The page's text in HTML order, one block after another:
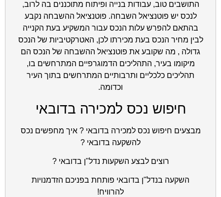
התושבים טוב, עבודות בנייה ופיתוח מתוכננים בה לרוב,
לנכס יש פוטנציאל השבחה. פוטנציאל ההשבחה נקבע
בהתאם להפרש עלות הנכס עבור המשקיע בעת הקנייה
לבין מחיר הנכס בעת מכירתו לכן, האטרקטיביות של הנכס
גדולה , מה שקובע את פוטנציאל ההשבחה של הנכס הם
מיקומו בעיר, התהליכים הדמוגרפיים המתרחשים בו,
תהליכים כלכליים ותרבותיים המתרחשים בתוך העיר
וכדומה.
חיפוש נכס למכירה בדובאי
מבצעים חיפוש נכס למכירה בדובאי ? איך מחפשים נכס
להשקעה בדובאי ?
רוצים לבצע השקעות נדל"ן בדובאי ?
השקעה בנדל"ן בדובאי פותחת בפניכם הזדמנויות
להרוויח!